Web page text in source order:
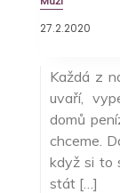
27.2.2020
Každá z
uvaří,
domů
chceme.
když si to
stát […]